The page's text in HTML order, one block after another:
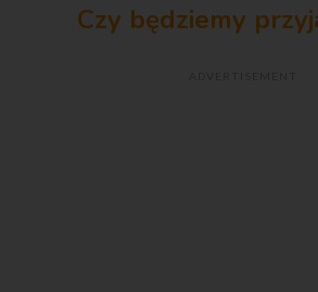
Czy będziemy